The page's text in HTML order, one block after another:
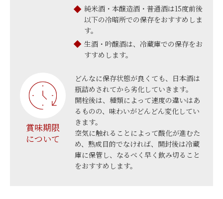
純米酒・本醸造酒・普通酒は15度前後
以下の冷暗所での保存をおすすめしま
す。
生酒・吟醸酒は、冷蔵庫での保存をお
すすめします。
賞味期限
について
どんなに保存状態が良くても、日本酒は
瓶詰めされてから劣化していきます。
開栓後は、種類によって速度の違いはあ
るものの、味わいがどんどん変化してい
きます。
空気に触れることによって酸化が進むた
め、熟成目的でなければ、開封後は冷蔵
庫に保管し、なるべく早く飲み切ること
をおすすめします。